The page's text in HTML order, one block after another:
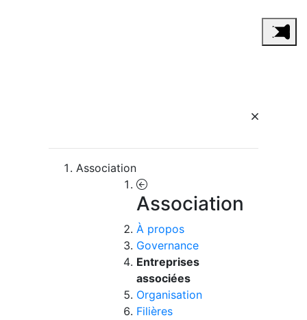
Association
Association
À propos
Governance
Entreprises
associées
Organisation
Filières